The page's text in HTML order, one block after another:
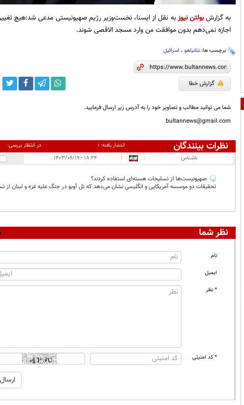
به گزارشبولتن نیوزبه نقل از ایسنا، نخست‌وزیر رژیم صهیونیستی مدعی شد:هیچ
اجازه نمی‌دهم بدون موافقت من وارد مسجد الاقصی شوند.
برچسب ها: نتانیاهو، اسرائیل
گزارش خطا
شما می توانید مطالب و تصاویر خود را به آدرس زیر ارسال فرمایید.
bultannews@gmail.com
نظرات بینندگان انتشار یافته:۱ در انتظار بررسی:
ناشناس |
| ۱۸:۲۴ - ۱۴۰۳/۰۶/۱۹
صهیونیست‌ها از تسلیحات هسته‌ای استفاده کردند؟
تحقیقات دو موسسه آمریکایی و انگلیسی نشان می‌دهد که تل آویو در جنگ علیه غزه و لبنان
نظر شما
نام
ایمیل
* نظر
* کد امنیتی